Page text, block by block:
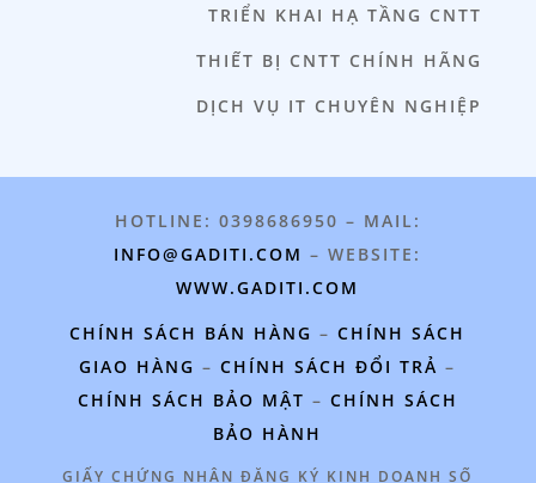
TRIỂN KHAI HẠ TẦNG CNTT
THIẾT BỊ CNTT CHÍNH HÃNG
DỊCH VỤ IT CHUYÊN NGHIỆP
HOTLINE: 0398686950 – MAIL:
INFO@GADITI.COM – WEBSITE:
WWW.GADITI.COM
CHÍNH SÁCH BÁN HÀNG –CHÍNH SÁCH
GIAO HÀNG –CHÍNH SÁCH ĐỔI TRẢ –
CHÍNH SÁCH BẢO MẬT – CHÍNH SÁCH
BẢO HÀNH
GIẤY CHỨNG NHẬN ĐĂNG KÝ KINH DOANH SỐ